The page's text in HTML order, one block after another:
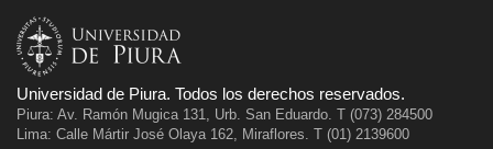
Universidad de Piura. Todos los derechos reservados.
Piura: Av. Ramón Mugica 131, Urb. San Eduardo. T (073) 284500
Lima: Calle Mártir José Olaya 162, Miraflores. T (01) 2139600